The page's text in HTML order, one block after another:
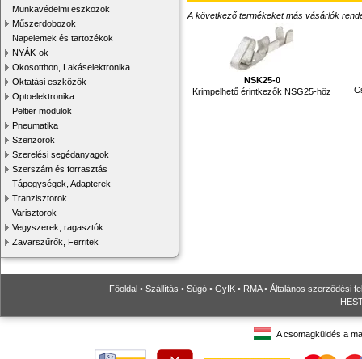
Munkavédelmi eszközök
Műszerdobozok
Napelemek és tartozékok
NYÁK-ok
Okosotthon, Lakáselektronika
Oktatási eszközök
Optoelektronika
Peltier modulok
Pneumatika
Szenzorok
Szerelési segédanyagok
Szerszám és forrasztás
Tápegységek, Adapterek
Tranzisztorok
Varisztorok
Vegyszerek, ragasztók
Zavarszűrők, Ferritek
A következő termékeket más vásárlók
NSK25-0
Krimpelhető érintkezők NSG25-höz
Főoldal • Szállítás • Súgó • GyIK • RMA• Általános szerződési
A csomagküldés a